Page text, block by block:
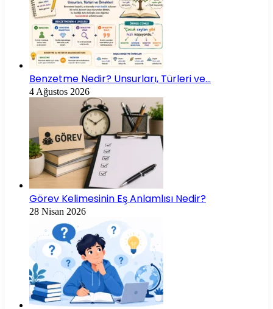
Benzetme Nedir? Unsurları, Türleri ve…
4 Ağustos 2026
Görev Kelimesinin Eş Anlamlısı Nedir?
28 Nisan 2026